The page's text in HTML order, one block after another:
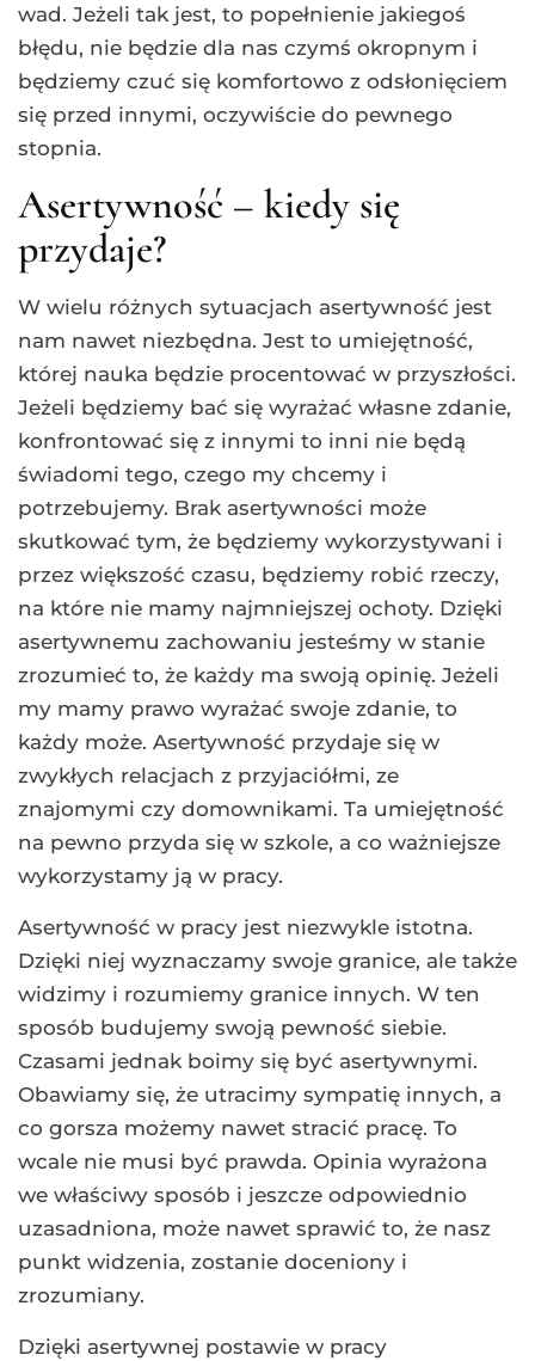
wad. Jeżeli tak jest, to popełnienie jakiegoś
błędu, nie będzie dla nas czymś okropnym i
będziemy czuć się komfortowo z odsłonięciem
się przed innymi, oczywiście do pewnego
stopnia.
Asertywność – kiedy się
przydaje?
W wielu różnych sytuacjach asertywność jest
nam nawet niezbędna. Jest to umiejętność,
której nauka będzie procentować w przyszłości.
Jeżeli będziemy bać się wyrażać własne zdanie,
konfrontować się z innymi to inni nie będą
świadomi tego, czego my chcemy i
potrzebujemy. Brak asertywności może
skutkować tym, że będziemy wykorzystywani i
przez większość czasu, będziemy robić rzeczy,
na które nie mamy najmniejszej ochoty. Dzięki
asertywnemu zachowaniu jesteśmy w stanie
zrozumieć to, że każdy ma swoją opinię. Jeżeli
my mamy prawo wyrażać swoje zdanie, to
każdy może. Asertywność przydaje się w
zwykłych relacjach z przyjaciółmi, ze
znajomymi czy domownikami. Ta umiejętność
na pewno przyda się w szkole, a co ważniejsze
wykorzystamy ją w pracy.
Asertywność w pracy jest niezwykle istotna.
Dzięki niej wyznaczamy swoje granice, ale także
widzimy i rozumiemy granice innych. W ten
sposób budujemy swoją pewność siebie.
Czasami jednak boimy się być asertywnymi.
Obawiamy się, że utracimy sympatię innych, a
co gorsza możemy nawet stracić pracę. To
wcale nie musi być prawda. Opinia wyrażona
we właściwy sposób i jeszcze odpowiednio
uzasadniona, może nawet sprawić to, że nasz
punkt widzenia, zostanie doceniony i
zrozumiany.
Dzięki asertywnej postawie w pracy